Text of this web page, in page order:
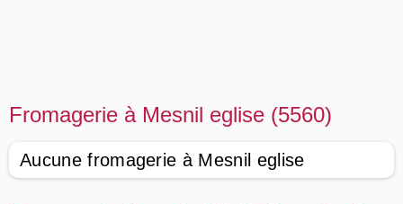
Fromagerie à Mesnil eglise (5560)
Aucune fromagerie à Mesnil eglise